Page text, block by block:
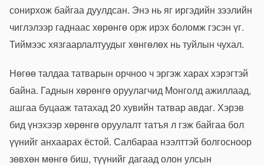
сонирхож байгаа дуулдсан. Энэ нь яг иргэдийн зээлийн
чиглэлээр гаднаас хөрөнгө орж ирэх боломж гэсэн үг.
Тиймээс хязгаарлалтуудыг хөнгөлөх нь туйлын чухал.
Нөгөө талдаа татварын орчноо ч эргэж харах хэрэгтэй
байна. Гаднын хөрөнгө оруулагчид Монголд ажиллаад,
ашгаа буцааж татахад 20 хувийн татвар авдаг. Хэрэв
бид үнэхээр хөрөнгө оруулалт татъя л гэж байгаа бол
үүнийг анхаарах ёстой. Салбараа нээлттэй болгосноор
зөвхөн мөнгө биш, түүнийг дагаад олон улсын